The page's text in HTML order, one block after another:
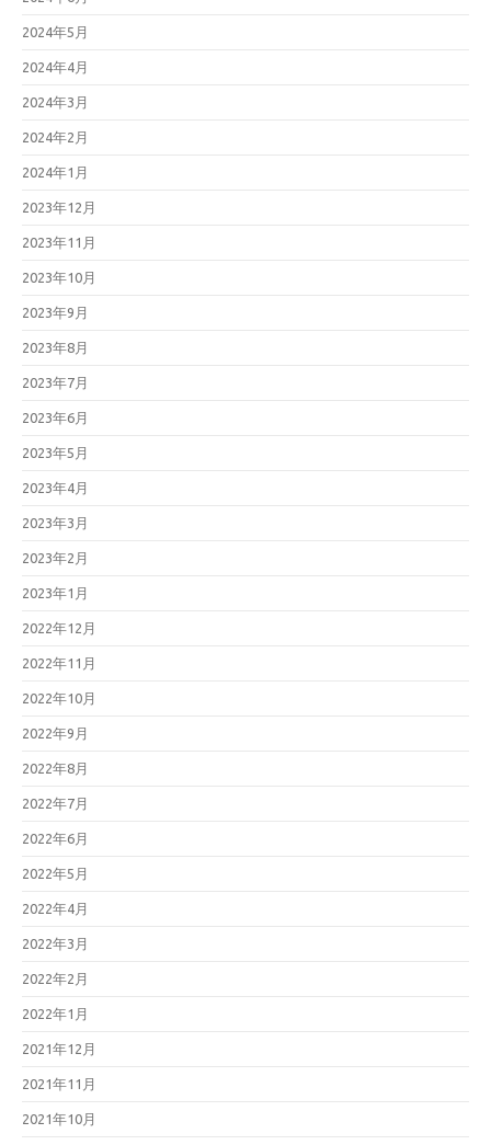
2024年5月
2024年4月
2024年3月
2024年2月
2024年1月
2023年12月
2023年11月
2023年10月
2023年9月
2023年8月
2023年7月
2023年6月
2023年5月
2023年4月
2023年3月
2023年2月
2023年1月
2022年12月
2022年11月
2022年10月
2022年9月
2022年8月
2022年7月
2022年6月
2022年5月
2022年4月
2022年3月
2022年2月
2022年1月
2021年12月
2021年11月
2021年10月